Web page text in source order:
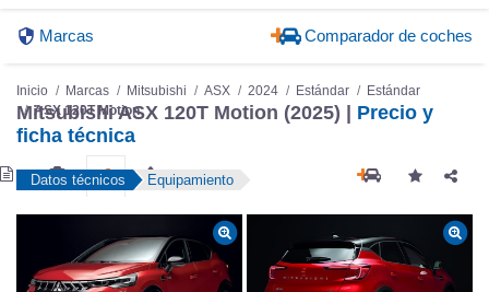
Marcas Comparador de coches
Inicio Marcas Mitsubishi ASX 2024 Estándar
Estándar
ASX 120T Motion
Mitsubishi ASX 120T Motion (2025) | Precio y
ficha técnica
Datos técnicos Equipamiento